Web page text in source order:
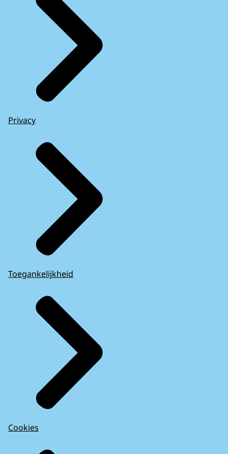
Privacy
Toegankelijkheid
Cookies